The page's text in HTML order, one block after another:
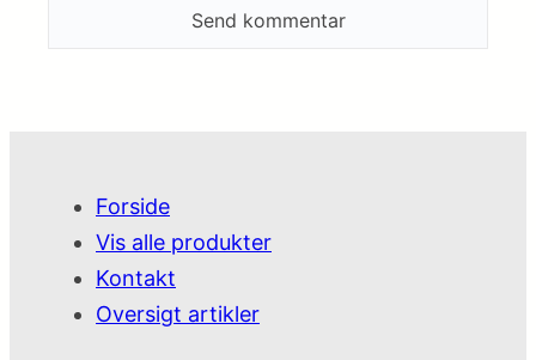
Forside
Vis alle produkter
Kontakt
Oversigt artikler